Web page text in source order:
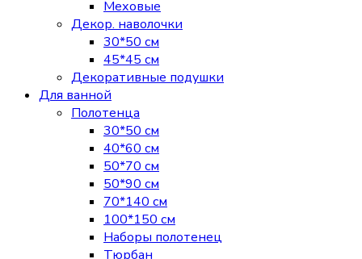
Меховые
Декор. наволочки
30*50 см
45*45 см
Декоративные подушки
Для ванной
Полотенца
30*50 см
40*60 см
50*70 см
50*90 см
70*140 см
100*150 см
Наборы полотенец
Тюрбан